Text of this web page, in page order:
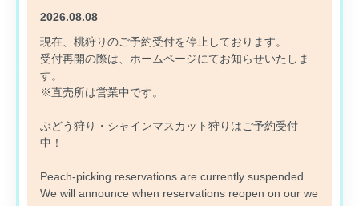
2026.08.08
現在、桃狩りのご予約受付を停止しております。
受付再開の際は、ホームページにてお知らせいたしま
す。
※直売所は営業中です。
ぶどう狩り・シャインマスカット狩りはご予約受付
中！
Peach-picking reservations are currently suspended.
We will announce when reservations reopen on our we